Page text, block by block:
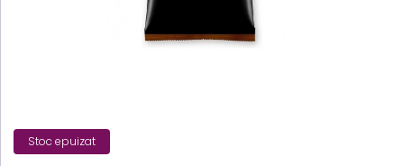
Stoc epuizat